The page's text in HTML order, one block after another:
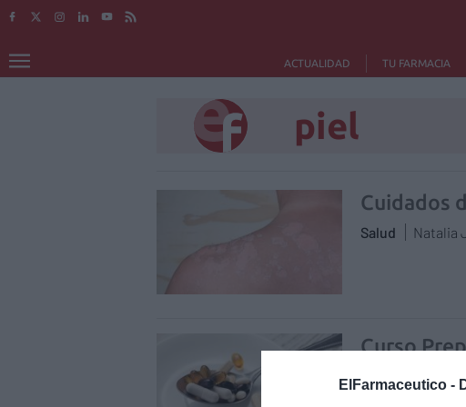
ElFarmaceutico -
ACTUALIDAD TU FARMACIA
piel
Cuidados
Salud Natalia
Curso